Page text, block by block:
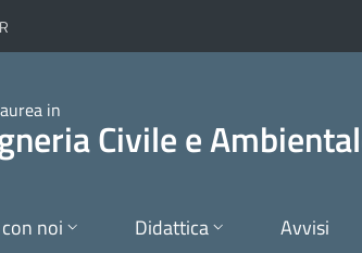
in
Civile e
noi Didattica Avvisi